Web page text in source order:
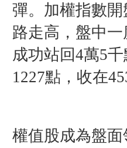
彈。加權指數
路走高，盤中一
成功站回4萬5
1227點，收在
權值股成為盤